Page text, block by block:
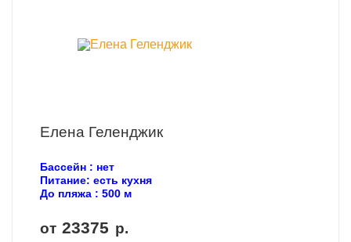
Елена Геленджик
Бассейн : нет
Питание: есть кухня
До пляжа : 500 м
от 23375 р.